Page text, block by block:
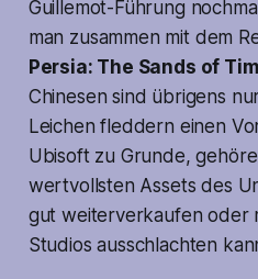
Guillemot-Führung
man zusammen mit dem
Persia: The Sands of
Chinesen sind übrigens
Leichen fleddern einen
Ubisoft zu Grunde,
wertvollsten Assets des
gut weiterverkaufen oder
Studios ausschlachten